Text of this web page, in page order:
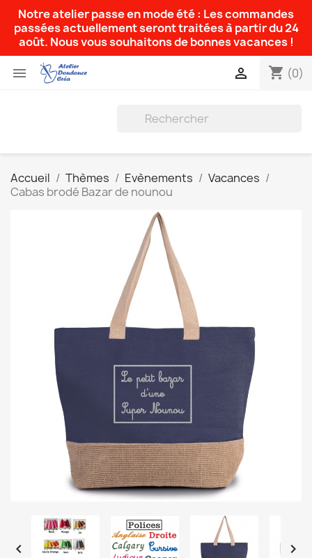
Notre atelier passe en mode été : Les commandes
passées actuellement seront traitées à partir du 24
août. Nous vous souhaitons de bonnes vacances !
 shopping_cart (0)

Accueil Thèmes Evènements
Vacances
Cabas brodé Bazar de nounou
 